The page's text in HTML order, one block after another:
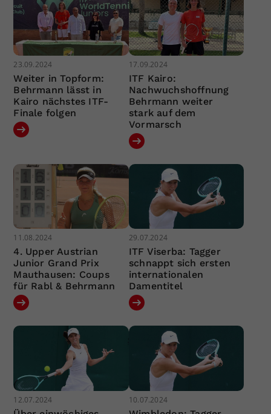
23.09.2024
Weiter in Topform:
Behrmann lässt in
Kairo nächstes ITF-
Finale folgen
17.09.2024
ITF Kairo:
Nachwuchshoffnung
Behrmann weiter
stark auf dem
Vormarsch
11.08.2024
4. Upper Austrian
Junior Grand Prix
Mauthausen: Coups
für Rabl & Behrmann
29.07.2024
ITF Viserba: Tagger
schnappt sich ersten
internationalen
Damentitel
12.07.2024 10.07.2024